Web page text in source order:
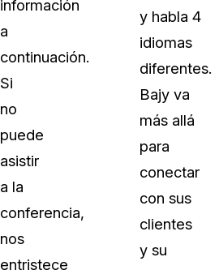
información
a
continuación.
Si
no
puede
asistir
a la
conferencia,
nos
entristece
y habla 4
idiomas
diferentes.
Bajy va
más allá
para
conectar
con sus
clientes
y su